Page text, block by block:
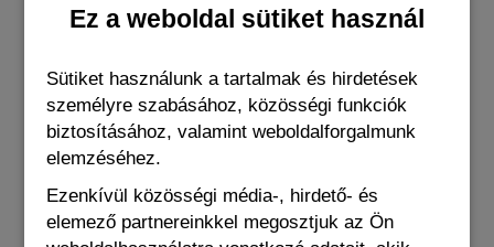
Ez a weboldal sütiket használ
Sütiket használunk a tartalmak és hirdetések
személyre szabásához, közösségi funkciók
biztosításához, valamint weboldalforgalmunk
elemzéséhez.
Ezenkívül közösségi média-, hirdető- és
elemező partnereinkkel megosztjuk az Ön